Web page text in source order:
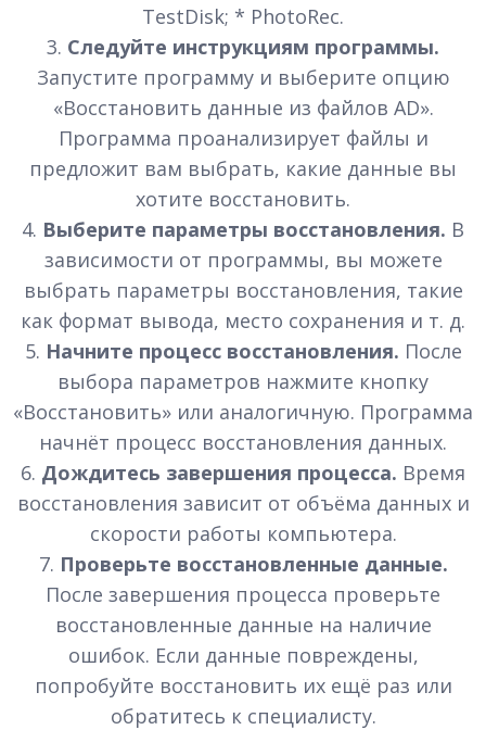
TestDisk; * PhotoRec.
3. Следуйте инструкциям программы.
Запустите программу и выберите опцию
«Восстановить данные из файлов AD».
Программа проанализирует файлы и
предложит вам выбрать, какие данные вы
хотите восстановить.
4. Выберите параметры восстановления. В
зависимости от программы, вы можете
выбрать параметры восстановления, такие
как формат вывода, место сохранения и т. д.
5. Начните процесс восстановления. После
выбора параметров нажмите кнопку
«Восстановить» или аналогичную. Программа
начнёт процесс восстановления данных.
6. Дождитесь завершения процесса. Время
восстановления зависит от объёма данных и
скорости работы компьютера.
7. Проверьте восстановленные данные.
После завершения процесса проверьте
восстановленные данные на наличие
ошибок. Если данные повреждены,
попробуйте восстановить их ещё раз или
обратитесь к специалисту.